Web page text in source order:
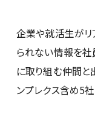
企業や就活生がリ
られない情報を
に取り組む仲間と
ンプレクス含め5